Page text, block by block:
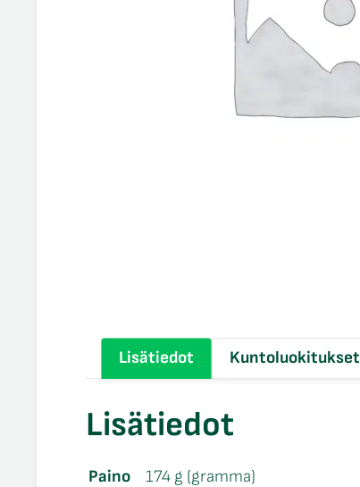
Lisätiedot Kuntoluokitukset
Lisätiedot
Paino
174 g (gramma)